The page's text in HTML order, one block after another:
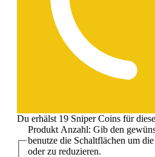
Du erhälst 19 Sniper Coins für
Produkt Anzahl: Gib den
benutze die Schaltflächen um
oder zu reduzieren.